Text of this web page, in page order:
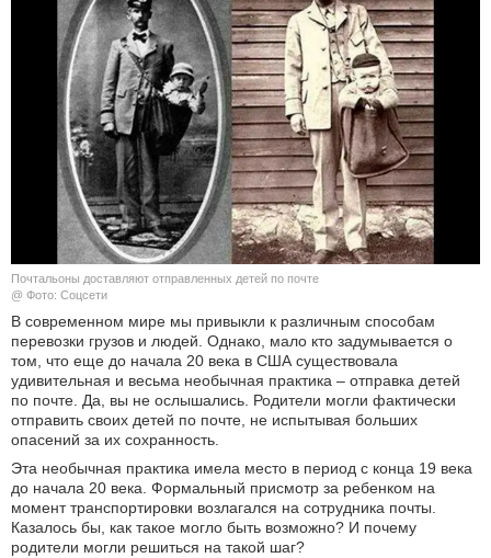
ОБЩЕСТВО
КУЛЬТУРА
НАУКА
СПОРТ
ШОУ-БИЗНЕС
АВТО И МОТО
ЭГОИЗМ
БЛОГ
Почтальоны доставляют отправленных детей по почте
@ Фото: Соцсети
В современном мире мы привыкли к различным способам
перевозки грузов и людей. Однако, мало кто задумывается о
том, что еще до начала 20 века в США существовала
удивительная и весьма необычная практика – отправка детей
по почте. Да, вы не ослышались. Родители могли фактически
отправить своих детей по почте, не испытывая больших
опасений за их сохранность.
Эта необычная практика имела место в период с конца 19 века
до начала 20 века. Формальный присмотр за ребенком на
момент транспортировки возлагался на сотрудника почты.
Казалось бы, как такое могло быть возможно? И почему
родители могли решиться на такой шаг?